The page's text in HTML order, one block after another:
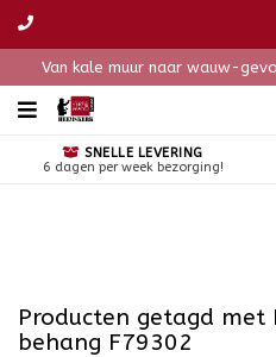
Van kale muur naar wauw-
SNELLE LEVERING
6 dagen per week bezorging!
Producten getagd met
behang F79302